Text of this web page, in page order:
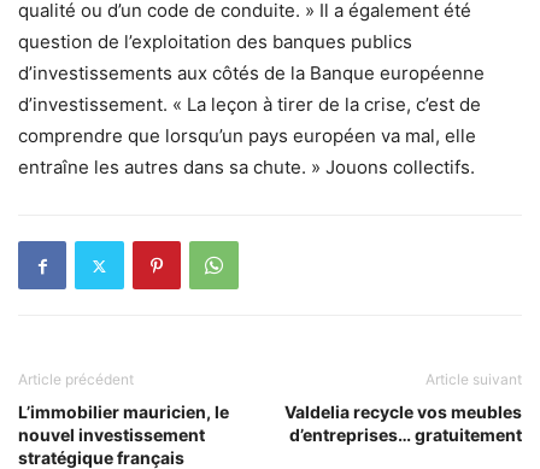
qualité ou d’un code de conduite. » Il a également été
question de l’exploitation des banques publics
d’investissements aux côtés de la Banque européenne
d’investissement. « La leçon à tirer de la crise, c’est de
comprendre que lorsqu’un pays européen va mal, elle
entraîne les autres dans sa chute. » Jouons collectifs.
Article précédent
L’immobilier mauricien, le
nouvel investissement
stratégique français
Article suivant
Valdelia recycle vos meubles
d’entreprises… gratuitement